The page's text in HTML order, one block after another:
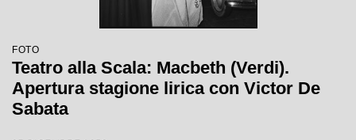
FOTO
Teatro alla Scala: Macbeth (Verdi).
Apertura stagione lirica con Victor De
Sabata